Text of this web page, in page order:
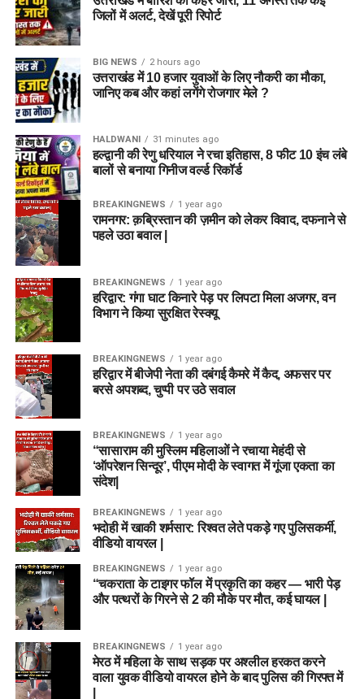
जिलों में अलर्ट, देखें पूरी रिपोर्ट
BIG NEWS 2 hours ago
उत्तराखंड में 10 हजार युवाओं के लिए नौकरी का मौका,
जानिए कब और कहां लगेंगे रोजगार मेले ?
HALDWANI 31 minutes ago
हल्द्वानी की रेणु धरियाल ने रचा इतिहास, 8 फीट 10 इंच लंबे
बालों से बनाया गिनीज वर्ल्ड रिकॉर्ड
BREAKINGNEWS 1 year ago
रामनगर: क़ब्रिस्तान की ज़मीन को लेकर विवाद, दफनाने से
पहले उठा बवाल |
BREAKINGNEWS 1 year ago
हरिद्वार: गंगा घाट किनारे पेड़ पर लिपटा मिला अजगर, वन
विभाग ने किया सुरक्षित रेस्क्यू
BREAKINGNEWS 1 year ago
हरिद्वार में बीजेपी नेता की दबंगई कैमरे में कैद, अफसर पर
बरसे अपशब्द, चुप्पी पर उठे सवाल
BREAKINGNEWS 1 year ago
“सासाराम की मुस्लिम महिलाओं ने रचाया मेहंदी से
‘ऑपरेशन सिन्दूर’, पीएम मोदी के स्वागत में गूंजा एकता का
संदेश|
BREAKINGNEWS 1 year ago
भदोही में खाकी शर्मसार: रिश्वत लेते पकड़े गए पुलिसकर्मी,
वीडियो वायरल |
BREAKINGNEWS 1 year ago
“चकराता के टाइगर फॉल में प्रकृति का कहर — भारी पेड़
और पत्थरों के गिरने से 2 की मौके पर मौत, कई घायल |
BREAKINGNEWS 1 year ago
मेरठ में महिला के साथ सड़क पर अश्लील हरकत करने
वाला युवक वीडियो वायरल होने के बाद पुलिस की गिरफ्त में